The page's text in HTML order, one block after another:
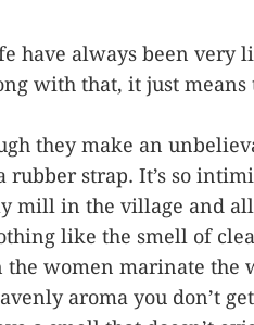
have always been very
with that, it just means
they make an
strap. It’s so
mill in the village and
like the smell of
women marinate the
aroma you don’t